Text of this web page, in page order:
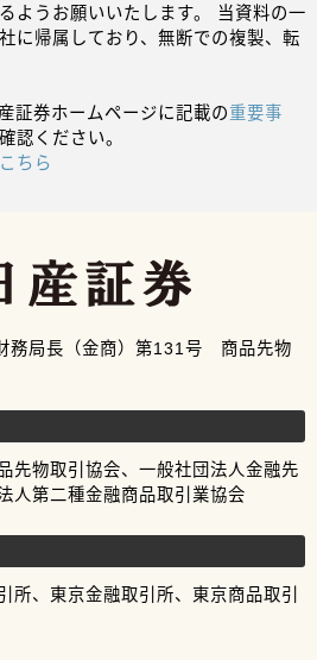
ようお願いいたします。 当資料の一
に帰属しており、無断での複製、転
証券ホームページに記載の重要事
認ください。
こちら
務局長（金商）第131号 商品先物
先物取引協会、一般社団法人金融先
人第二種金融商品取引業協会
所、東京金融取引所、東京商品取引